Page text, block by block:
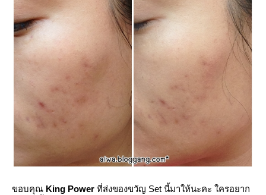
ขอบคุณ King Power ที่ส่งของขวัญ Set นี้มาให้นะคะ ใครอยาก